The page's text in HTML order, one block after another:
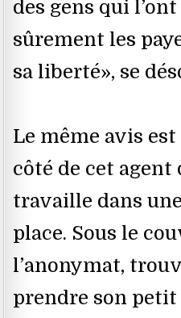
des gens qui
sûrement les
sa liberté», se
Le même avis
côté de cet
travaille dans
place. Sous le
l’anonymat,
prendre son petit